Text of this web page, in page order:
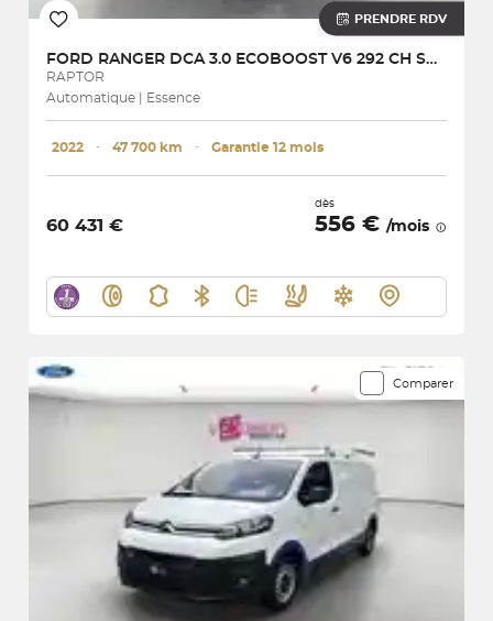
PRENDRE RDV
FORD RANGER DCA 3.0 ECOBOOST V6 292 CH S&S BVA10 e-4WD
RAPTOR
Automatique | Essence
2022 ･ 47 700 km ･ Garantie 12 mois
60 431 €
dès
556 € /mois
Comparer